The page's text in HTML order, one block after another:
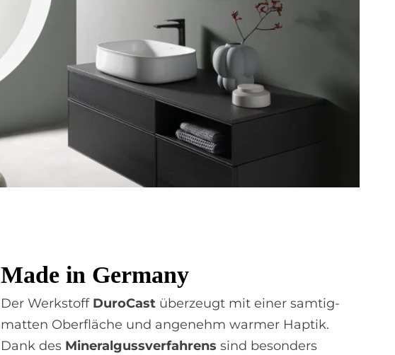
Made in Ger­ma­ny
Der Werkstoff DuroCast überzeugt mit einer samtig-
matten Oberfläche und angenehm warmer Haptik.
Dank des Mineralgussverfahrens sind besonders